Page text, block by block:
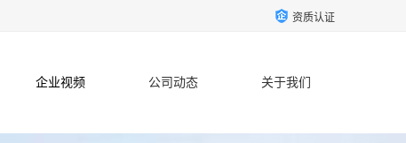
资质认证
企业视频 公司动态 关于我们